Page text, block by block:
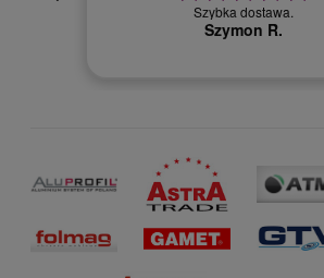
Szybka dostawa.
Szymon R.